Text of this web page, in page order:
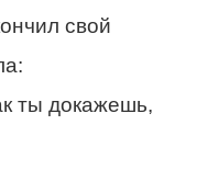
свой
ты докажешь,